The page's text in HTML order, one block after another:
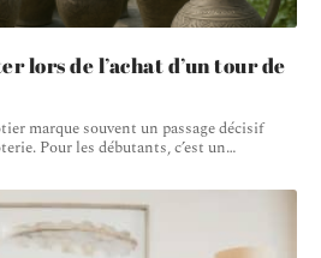
lors de l’achat d’un tour de
marque souvent un passage décisif
Pour les débutants, c’est un…